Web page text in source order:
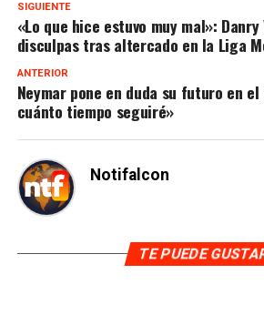
SIGUIENTE
«Lo que hice estuvo muy mal»:
disculpas tras altercado en la Liga
ANTERIOR
Neymar pone en duda su futuro en
cuánto tiempo seguiré»
Notifalcon
TE PUEDE